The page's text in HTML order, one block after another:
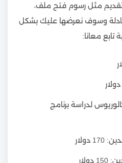
مثل رسوم فتح ملف،
وسوف نعرضها عليك بشكل
تابع معانا:
لدراسة برنامج